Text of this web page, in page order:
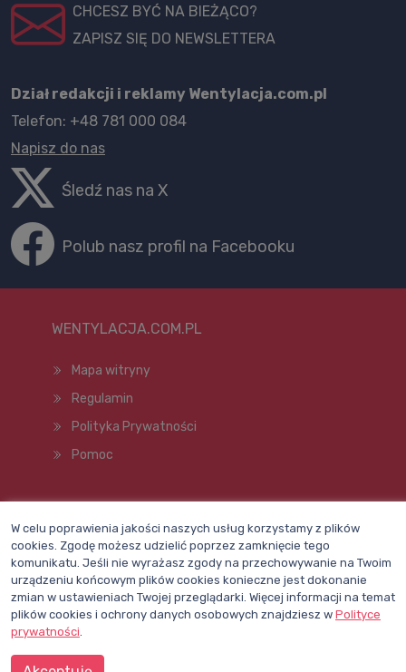
CHCESZ BYĆ NA BIEŻĄCO?
ZAPISZ SIĘ DO NEWSLETTERA
Dział redakcji i reklamy Wentylacja.com.pl
Telefon: +48 781 000 084
Napisz do nas
Śledź nas na X
Polub nasz profil na Facebooku
WENTYLACJA.COM.PL
Mapa witryny
Regulamin
Polityka Prywatności
Pomoc
W celu poprawienia jakości naszych usług korzystamy z plików
cookies. Zgodę możesz udzielić poprzez zamknięcie tego
komunikatu. Jeśli nie wyrażasz zgody na przechowywanie na Twoim
urządzeniu końcowym plików cookies konieczne jest dokonanie
zmian w ustawieniach Twojej przeglądarki. Więcej informacji na temat
plików cookies i ochrony danych osobowych znajdziesz w Polityce
prywatności.